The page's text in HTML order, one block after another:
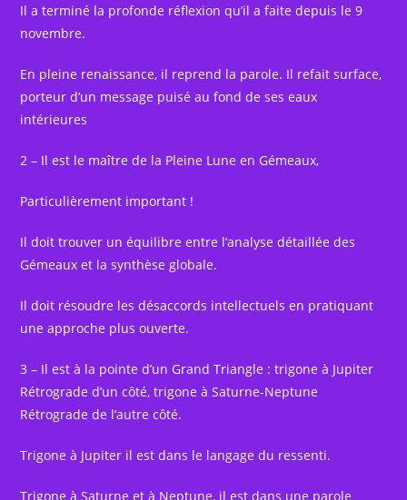
Il a terminé la profonde réflexion qu’il a faite depuis le 9
novembre.
En pleine renaissance, il reprend la parole. Il refait surface,
porteur d’un message puisé au fond de ses eaux
intérieures
2 – Il est le maître de la Pleine Lune en Gémeaux,
Particulièrement important !
Il doit trouver un équilibre entre l’analyse détaillée des
Gémeaux et la synthèse globale.
Il doit résoudre les désaccords intellectuels en pratiquant
une approche plus ouverte.
3 – Il est à la pointe d’un Grand Triangle : trigone à Jupiter
Rétrograde d’un côté, trigone à Saturne-Neptune
Rétrograde de l’autre côté.
Trigone à Jupiter il est dans le langage du ressenti.
Trigone à Saturne et à Neptune, il est dans une parole